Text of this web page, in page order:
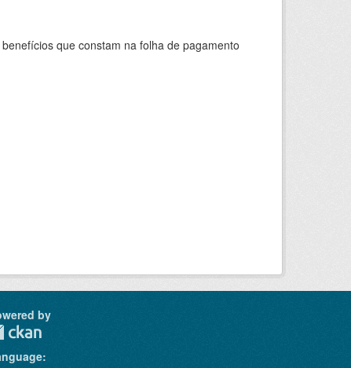
que constam na folha de pagamento
by